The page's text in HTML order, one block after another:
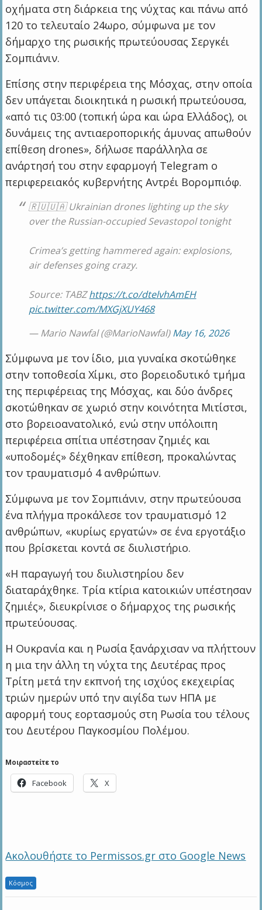
οχήματα στη διάρκεια της νύχτας και πάνω από
120 το τελευταίο 24ωρο, σύμφωνα με τον
δήμαρχο της ρωσικής πρωτεύουσας Σεργκέι
Σομπιάνιν.
Επίσης στην περιφέρεια της Μόσχας, στην οποία
δεν υπάγεται διοικητικά η ρωσική πρωτεύουσα,
«από τις 03:00 (τοπική ώρα και ώρα Ελλάδος), οι
δυνάμεις της αντιαεροπορικής άμυνας απωθούν
επίθεση drones», δήλωσε παράλληλα σε
ανάρτησή του στην εφαρμογή Telegram ο
περιφερειακός κυβερνήτης Αντρέι Βορομπιόφ.
🇷🇺🇺🇦 Ukrainian drones lighting up the sky
over the Russian-occupied Sevastopol tonight
Crimea’s getting hammered again: explosions,
air defenses going crazy.
Source: TABZhttps://t.co/dtelvhAmEH
pic.twitter.com/MXGjXUY468
— Mario Nawfal (@MarioNawfal)May 16, 2026
Σύμφωνα με τον ίδιο, μια γυναίκα σκοτώθηκε
στην τοποθεσία Χίμκι, στο βορειοδυτικό τμήμα
της περιφέρειας της Μόσχας, και δύο άνδρες
σκοτώθηκαν σε χωριό στην κοινότητα Μιτίστσι,
στο βορειοανατολικό, ενώ στην υπόλοιπη
περιφέρεια σπίτια υπέστησαν ζημιές και
«υποδομές» δέχθηκαν επίθεση, προκαλώντας
τον τραυματισμό 4 ανθρώπων.
Σύμφωνα με τον Σομπιάνιν, στην πρωτεύουσα
ένα πλήγμα προκάλεσε τον τραυματισμό 12
ανθρώπων, «κυρίως εργατών» σε ένα εργοτάξιο
που βρίσκεται κοντά σε διυλιστήριο.
«Η παραγωγή του διυλιστηρίου δεν
διαταράχθηκε. Τρία κτίρια κατοικιών υπέστησαν
ζημιές», διευκρίνισε ο δήμαρχος της ρωσικής
πρωτεύουσας.
Η Ουκρανία και η Ρωσία ξανάρχισαν να πλήττουν
η μια την άλλη τη νύχτα της Δευτέρας προς
Τρίτη μετά την εκπνοή της ισχύος εκεχειρίας
τριών ημερών υπό την αιγίδα των ΗΠΑ με
αφορμή τους εορτασμούς στη Ρωσία του τέλους
του Δευτέρου Παγκοσμίου Πολέμου.
Μοιραστείτε το
Facebook X
Ακολουθήστε το Permissos.gr στο Google News
Κόσμος